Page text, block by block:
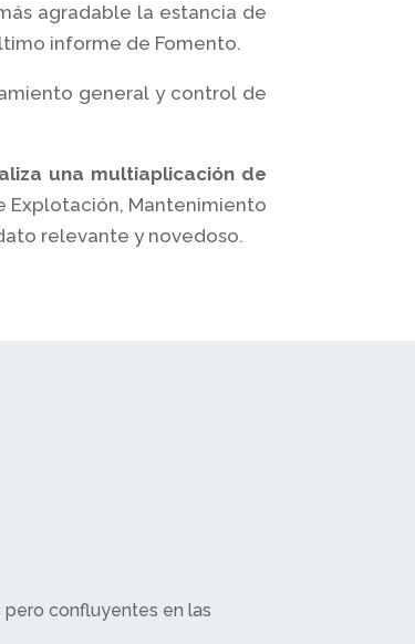
agradable la estancia de
informe de Fomento.
general y control de
una multiaplicación de
Explotación, Mantenimiento
relevante y novedoso.
confluyentes en las